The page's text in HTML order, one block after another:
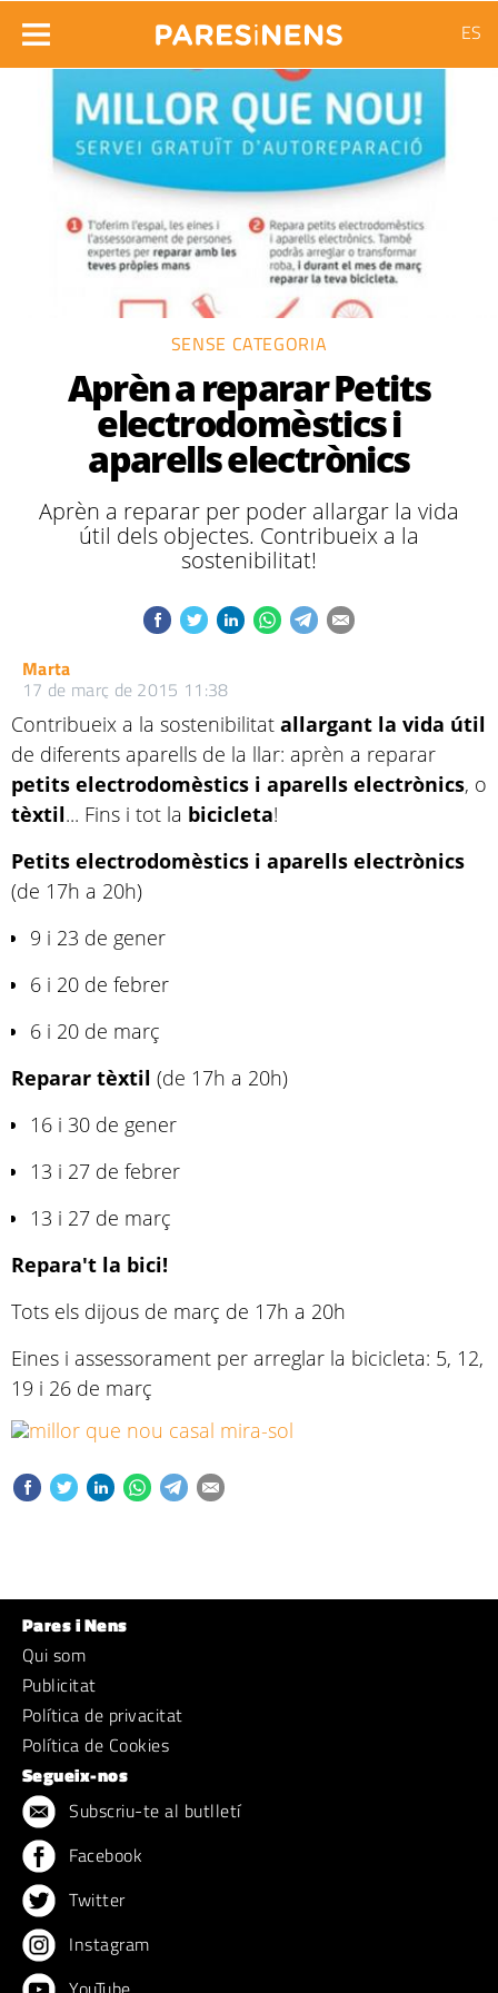
ES
SENSE CATEGORIA
Aprèn a reparar Petits
electrodomèstics i
aparells electrònics
Aprèn a reparar per poder allargar la vida
útil dels objectes. Contribueix a la
sostenibilitat!
Marta
17 de març de 2015 11:38
Contribueix a la sostenibilitat allargant la vida útil
de diferents aparells de la llar: aprèn a reparar
petits electrodomèstics i aparells electrònics, o
tèxtil... Fins i tot la bicicleta!
Petits electrodomèstics i aparells electrònics
(de 17h a 20h)
9 i 23 de gener
6 i 20 de febrer
6 i 20 de març
Reparar tèxtil (de 17h a 20h)
16 i 30 de gener
13 i 27 de febrer
13 i 27 de març
Repara't la bici!
Tots els dijous de març de 17h a 20h
Eines i assessorament per arreglar la bicicleta: 5, 12,
19 i 26 de març
Pares i Nens
Qui som
Publicitat
Política de privacitat
Política de Cookies
Segueix-nos
Subscriu-te al butlletí
Facebook
Twitter
Instagram